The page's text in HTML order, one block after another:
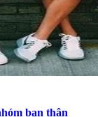
bạn thân